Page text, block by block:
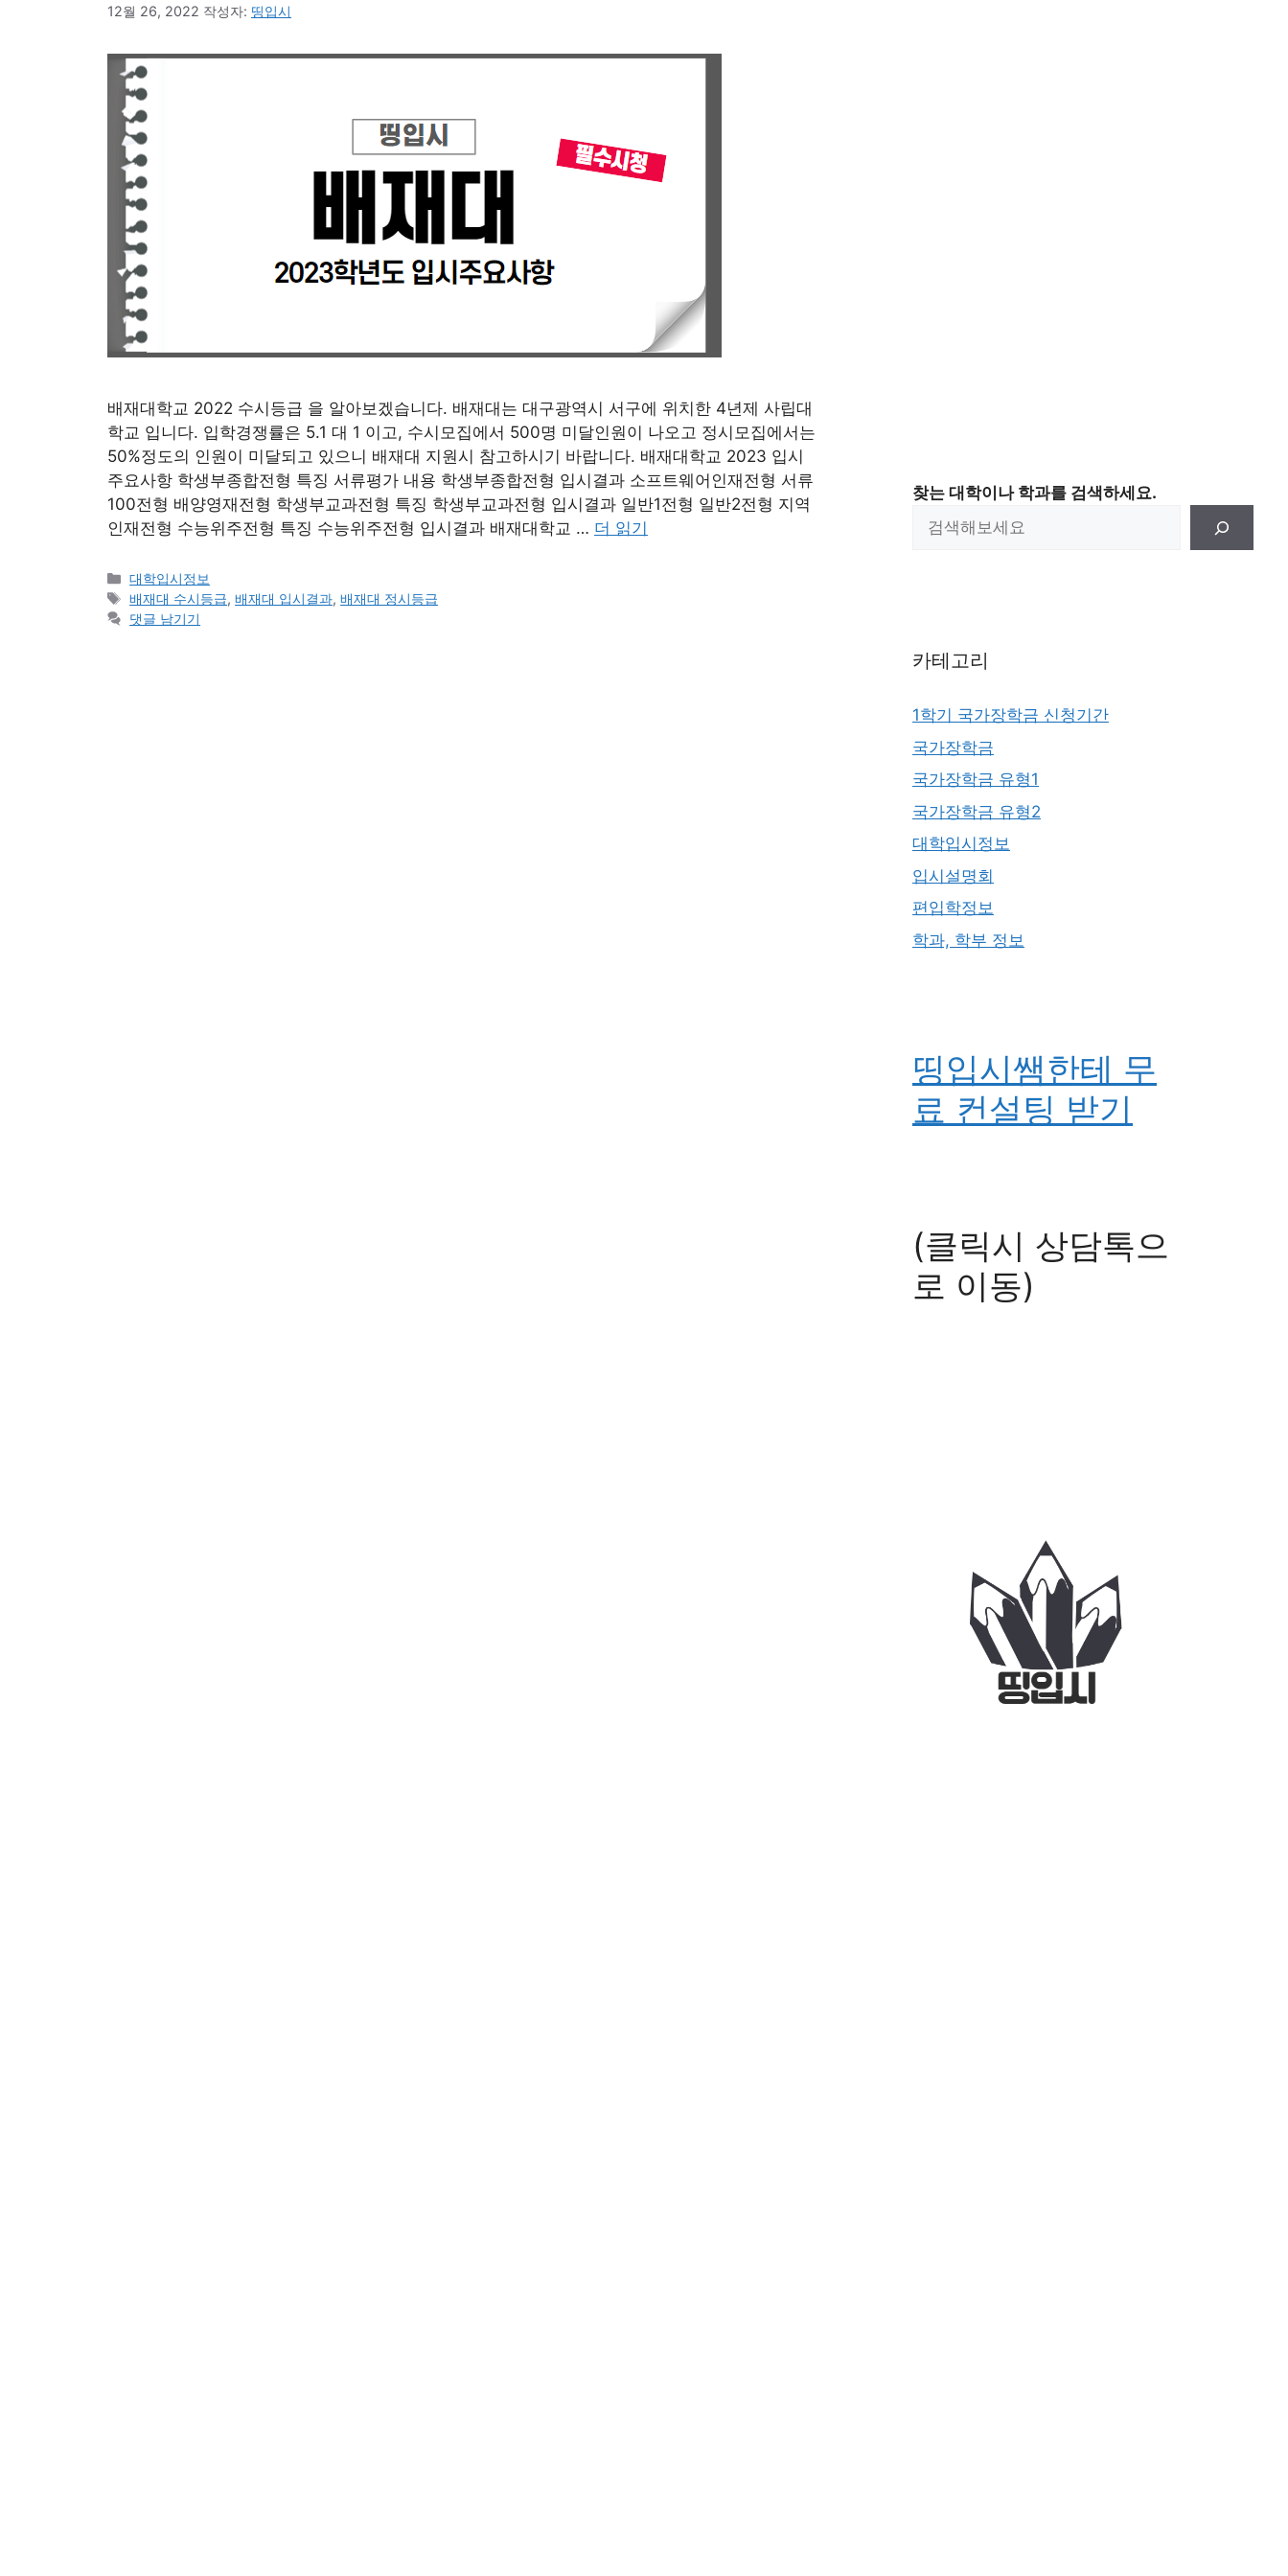
12월 26, 2022 작성자: 띵입시
배재대학교 2022 수시등급 을 알아보겠습니다. 배재대는 대구광역시 서구에 위치한 4년제 사립대
학교 입니다. 입학경쟁률은 5.1 대 1 이고, 수시모집에서 500명 미달인원이 나오고 정시모집에서는
50%정도의 인원이 미달되고 있으니 배재대 지원시 참고하시기 바랍니다. 배재대학교 2023 입시
주요사항 학생부종합전형 특징 서류평가 내용 학생부종합전형 입시결과 소프트웨어인재전형 서류
100전형 배양영재전형 학생부교과전형 특징 학생부교과전형 입시결과 일반1전형 일반2전형 지역
인재전형 수능위주전형 특징 수능위주전형 입시결과 배재대학교 … 더 읽기
카
테
고
대학입시정보
태
그
배재대 수시등급,배재대 입시결과,배재대 정시등급
댓글 남기기
찾는 대학이나 학과를 검색하세요.
카테고리
1학기 국가장학금 신청기간
국가장학금
국가장학금 유형1
국가장학금 유형2
대학입시정보
입시설명회
편입학정보
학과, 학부 정보
띵입시쌤한테 무
료 컨설팅 받기
(클릭시 상담톡으
로 이동)